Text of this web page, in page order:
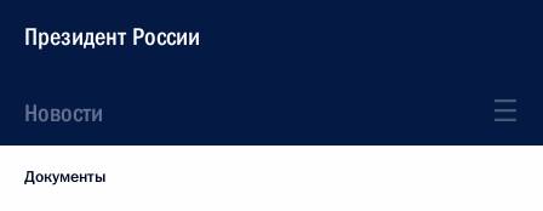
Президент России
Новости
Документы